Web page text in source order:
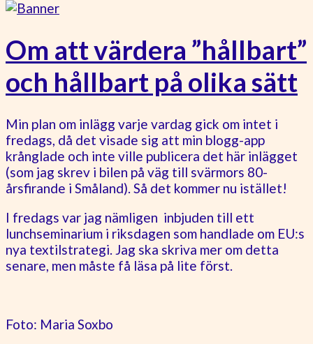
Om att värdera ”hållbart”
och hållbart på olika sätt
Min plan om inlägg varje vardag gick om intet i
fredags, då det visade sig att min blogg-app
krånglade och inte ville publicera det här inlägget
(som jag skrev i bilen på väg till svärmors 80-
årsfirande i Småland). Så det kommer nu istället!
I fredags var jag nämligen inbjuden till ett
lunchseminarium i riksdagen som handlade om EU:s
nya textilstrategi. Jag ska skriva mer om detta
senare, men måste få läsa på lite först.
Foto: Maria Soxbo